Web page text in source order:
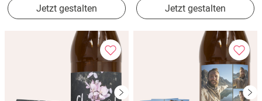
Jetzt gestalten Jetzt gestalten